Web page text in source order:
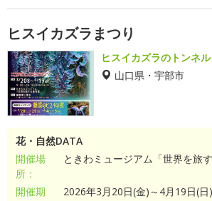
ヒスイカズラまつり
ヒスイカズラのトンネ
山口県・宇部市
花・自然DATA
開催場
所：
ときわミュージアム「世界を旅す
開催期
2026年3月20日(金)～4月19日(